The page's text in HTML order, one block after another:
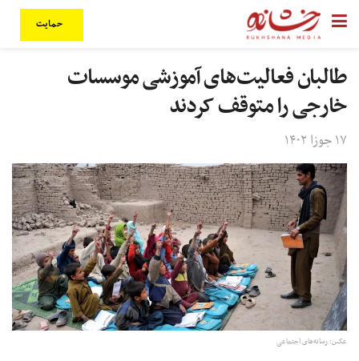
حمایت
طالبان فعالیت‌های آموزشی موسسات
خارجی را متوقف کردند
۱۷ جوزا ۱۴۰۲
عکس: رسانه‌های اجتماعی